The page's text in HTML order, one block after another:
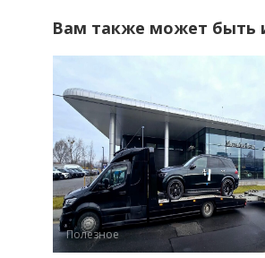
Вам также может быть
Полезное